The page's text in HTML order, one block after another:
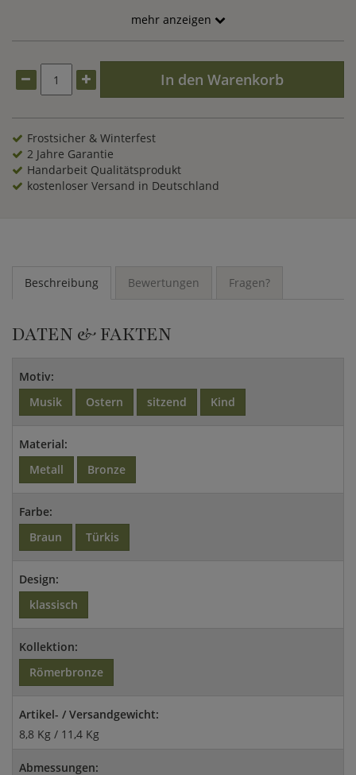
mehr anzeigen
In den Warenkorb
Frostsicher & Winterfest
2 Jahre Garantie
Handarbeit Qualitätsprodukt
kostenloser Versand in Deutschland
Beschreibung Bewertungen Fragen?
DATEN & FAKTEN
Motiv:
Musik
Ostern sitzend Kind
Material:
Metall
Bronze
Farbe:
Braun
Türkis
Design:
klassisch
Kollektion:
Römerbronze
Artikel- / Versandgewicht:
8,8 Kg / 11,4 Kg
Abmessungen: